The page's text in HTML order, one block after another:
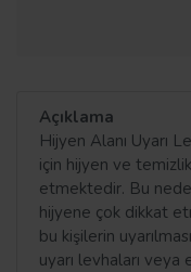
Açıklama
Hijyen Alanı Uyarı
için hijyen ve
etmektedir. Bu
hijyene çok dikkat
bu kişilerin
uyarı levhaları